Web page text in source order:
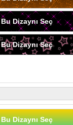
Bu Dizaynı Seç
Bu Dizaynı Seç
Bu Dizaynı Seç